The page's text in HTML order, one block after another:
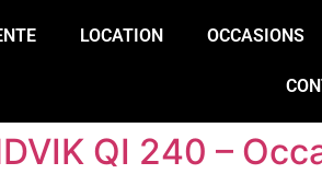
LOCATION OCCASIONS
QI 240 –